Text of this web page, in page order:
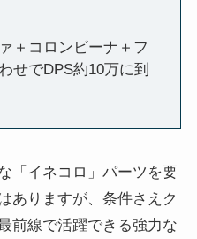
＋コロンビーナ＋フ
せでDPS約10万に到
「イネコロ」パーツを要
ありますが、条件さえク
前線で活躍できる強力な